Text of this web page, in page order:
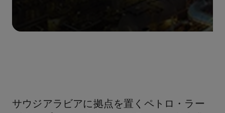
サウジアラビアに拠点を置くペトロ・ラー